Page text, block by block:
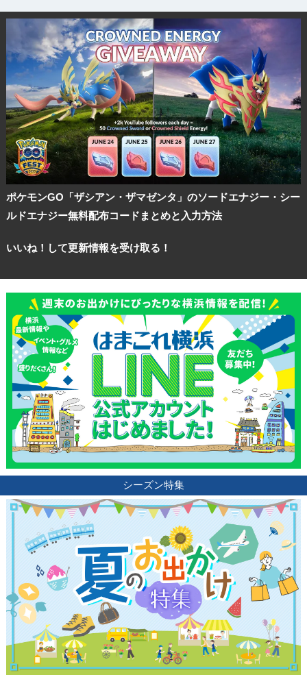
ポケモンGO「ザシアン・ザマゼンタ」のソードエナジー・シー
ルドエナジー無料配布コードまとめと入力方法
いいね！して更新情報を受け取る！
シーズン特集